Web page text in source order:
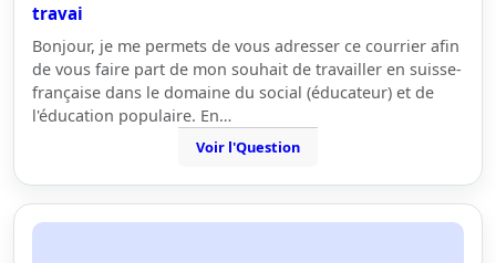
travai
Bonjour, je me permets de vous adresser ce courrier afin
de vous faire part de mon souhait de travailler en suisse-
française dans le domaine du social (éducateur) et de
l'éducation populaire. En…
Voir l'Question